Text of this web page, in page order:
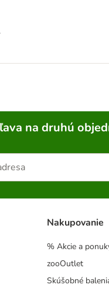
na druhú
Nakupovanie
% Akcie a
zooOutlet
Skúšobné